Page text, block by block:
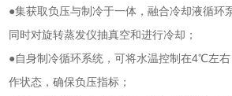
●集获取负压与制冷于一体，融合冷却液循环
同时对旋转蒸发仪抽真空和进行冷却；
●自身制冷循环系统，可将水温控制在4℃左右
作状态，确保负压指标；